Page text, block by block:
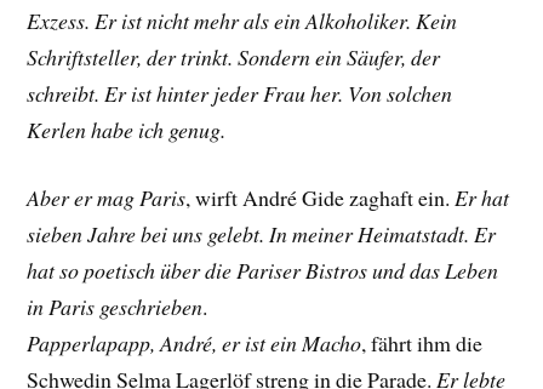
Exzess. Er ist nicht mehr als ein Alkoholiker. Kein
Schriftsteller, der trinkt. Sondern ein Säufer, der
schreibt. Er ist hinter jeder Frau her. Von solchen
Kerlen habe ich genug.
Aber er mag Paris, wirft André Gide zaghaft ein.Er hat
sieben Jahre bei uns gelebt. In meiner Heimatstadt. Er
hat so poetisch über die Pariser Bistros und das Leben
in Paris geschrieben.
Papperlapapp, André, er ist ein Macho, fährt ihm die
SchwedinSelma Lagerlöf strengin die Parade.Er lebte